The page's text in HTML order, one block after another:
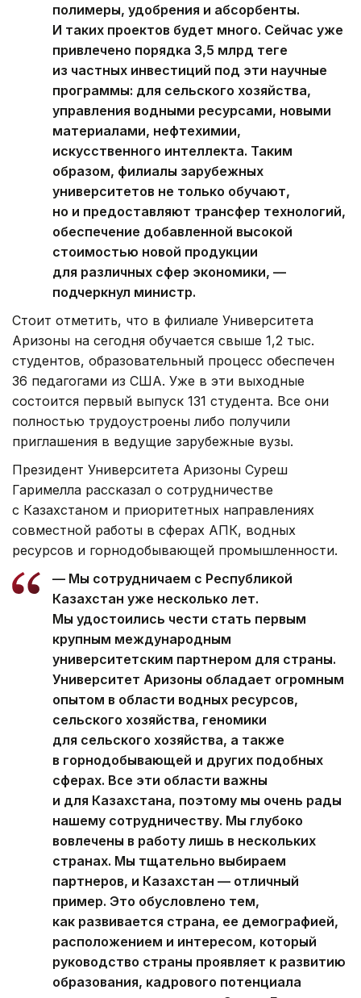
полимеры, удобрения и абсорбенты.
И таких проектов будет много. Сейчас уже
привлечено порядка 3,5 млрд теңге
из частных инвестиций под эти научные
программы: для сельского хозяйства,
управления водными ресурсами, новыми
материалами, нефтехимии,
искусственного интеллекта. Таким
образом, филиалы зарубежных
университетов не только обучают,
но и предоставляют трансфер технологий,
обеспечение добавленной высокой
стоимостью новой продукции
для различных сфер экономики, —
подчеркнул министр.
Стоит отметить, что в филиале Университета
Аризоны на сегодня обучается свыше 1,2 тыс.
студентов, образовательный процесс обеспечен
36 педагогами из США. Уже в эти выходные
состоится первый выпуск 131 студента. Все они
полностью трудоустроены либо получили
приглашения в ведущие зарубежные вузы.
Президент Университета Аризоны Суреш
Гаримелла рассказал о сотрудничестве
с Казахстаном и приоритетных направлениях
совместной работы в сферах АПК, водных
ресурсов и горнодобывающей промышленности.
— Мы сотрудничаем с Республикой
Казахстан уже несколько лет.
Мы удостоились чести стать первым
крупным международным
университетским партнером для страны.
Университет Аризоны обладает огромным
опытом в области водных ресурсов,
сельского хозяйства, геномики
для сельского хозяйства, а также
в горнодобывающей и других подобных
сферах. Все эти области важны
и для Казахстана, поэтому мы очень рады
нашему сотрудничеству. Мы глубоко
вовлечены в работу лишь в нескольких
странах. Мы тщательно выбираем
партнеров, и Казахстан — отличный
пример. Это обусловлено тем,
как развивается страна, ее демографией,
расположением и интересом, который
руководство страны проявляет к развитию
образования, кадрового потенциала